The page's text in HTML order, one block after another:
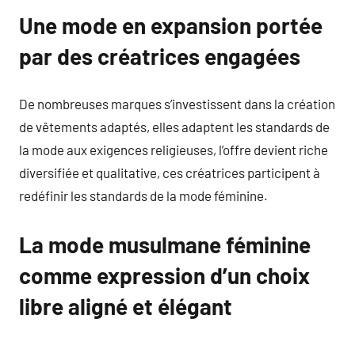
Une mode en expansion portée
par des créatrices engagées
De nombreuses marques s’investissent dans la création
de vêtements adaptés, elles adaptent les standards de
la mode aux exigences religieuses, l’offre devient riche
diversifiée et qualitative, ces créatrices participent à
redéfinir les standards de la mode féminine.
La mode musulmane féminine
comme expression d’un choix
libre aligné et élégant